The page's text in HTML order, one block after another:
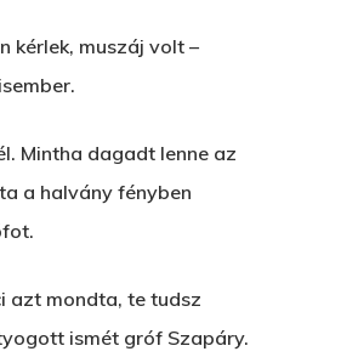
kérlek, muszáj volt –
Mintha dagadt lenne az
a halvány fényben
azt mondta, te tudsz
ismét gróf Szapáry.
Bolt
A Veszett Ügy
A Jóember
A Vér Nem Válik Vízzé
Novellák
Álomszekrény
Blog